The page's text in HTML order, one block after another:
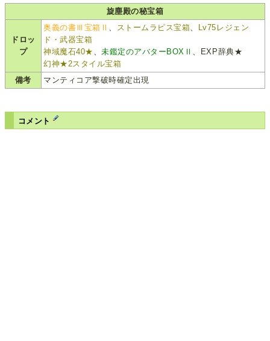
旋塵殿の秘宝箱
ドロッ
プ
奥義の書Ⅲ宝箱Ⅱ ストームラピス宝箱
Lv75レジェン
ド・武器宝箱
神域魔石40★
、未鑑定のアバターBOXⅡ
、EXP辞典★
幻神★2スタイル宝箱
備考
マンティコア撃破時確定出現
コメント